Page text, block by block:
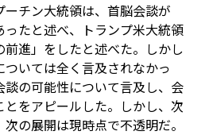
チン大統領は、首脳会談が
ったと述べ、トランプ米大統領
進」をしたと述べた。しかし
いては全く言及されなかっ
談の可能性について言及し、会
をアピールした。しかし、次
の展開は現時点で不透明だ。